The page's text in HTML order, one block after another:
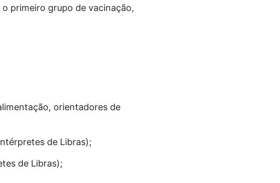
primeiro grupo de vacinação,
orientadores de
de Libras);
de Libras);